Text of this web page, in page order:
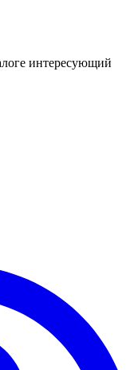
интересующий